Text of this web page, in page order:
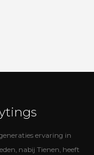
ervaring in
nabij Tienen, heeft